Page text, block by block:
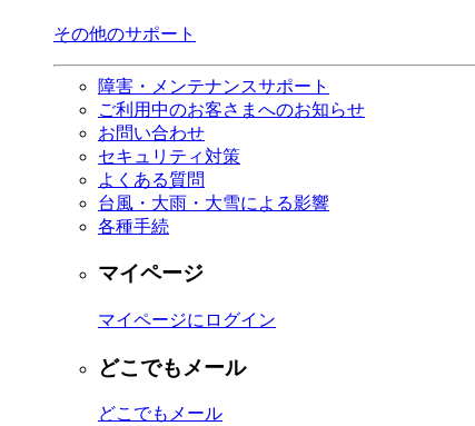
その他のサポート
障害・メンテナンスサポート
ご利用中のお客さまへのお知らせ
お問い合わせ
セキュリティ対策
よくある質問
台風・大雨・大雪による影響
各種手続
マイページ
マイページにログイン
どこでもメール
どこでもメール